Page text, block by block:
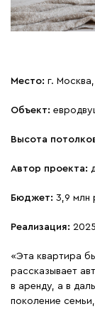
Место: г.
Объект:
Высота
Автор проекта:
Бюджет: 3,9 млн
Реализация:
«Эта квартира
рассказывает
в аренду, а в
поколение